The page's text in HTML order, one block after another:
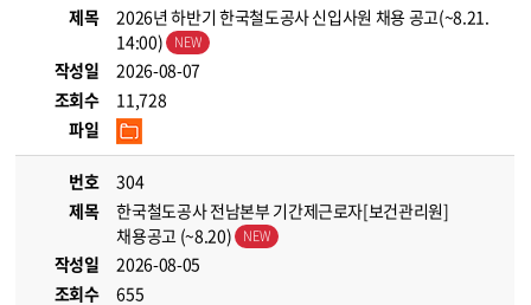
제목
2026년 하반기 한국철도공사 신입사원 채용 공고(~8.21.
14:00)
작성일
2026-08-07
조회수
11,728
파일
번호
304
제목
한국철도공사 전남본부 기간제근로자[보건관리원]
채용공고 (~8.20)
작성일
2026-08-05
조회수
655